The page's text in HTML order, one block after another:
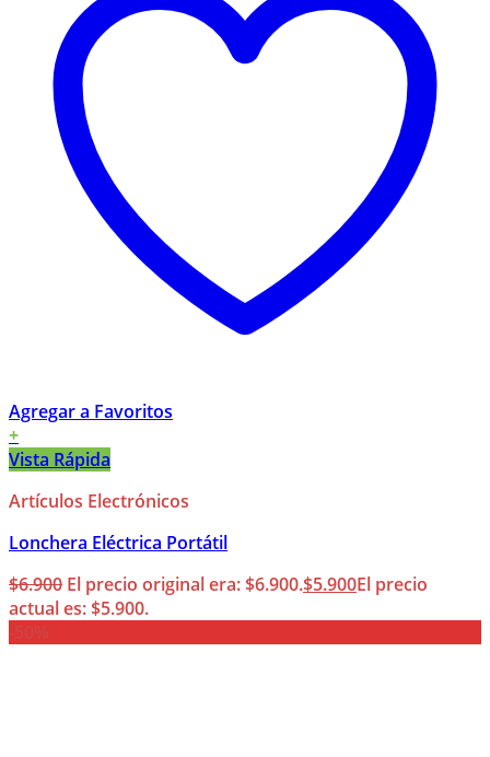
Agregar a Favoritos
+
Vista Rápida
Artículos Electrónicos
Lonchera Eléctrica Portátil
$6.900 El precio original era: $6.900.$5.900El precio
actual es: $5.900.